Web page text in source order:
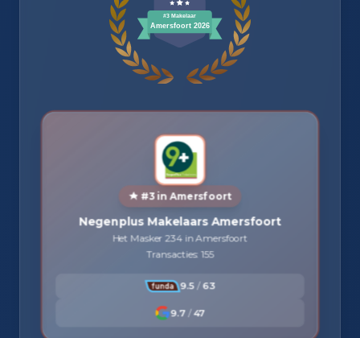
#3 in Amersfoort
Negenplus Makelaars Amersfoort
Het Masker 234 in Amersfoort
Transacties: 155
9.5 / 63
9.7 / 47